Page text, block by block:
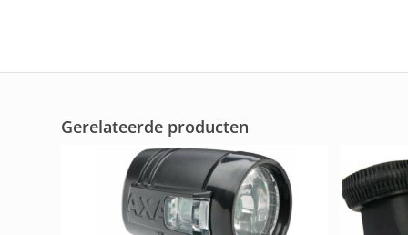
Gerelateerde producten